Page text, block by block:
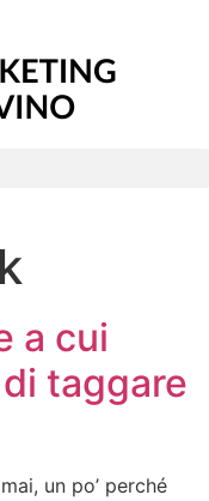
a cui
taggare
un po’ perché